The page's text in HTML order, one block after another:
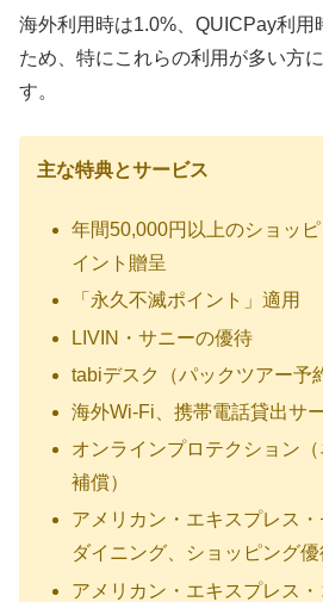
海外利用時は1.0%、QUICPay利用
ため、特にこれらの利用が多い方
す。
主な特典とサービス
年間50,000円以上のショッ
イント贈呈
「 永久不滅ポイント 」適用
LIVIN・サニーの優待
tabiデスク（パックツアー予
海外Wi-Fi、携帯電話貸出サ
オンラインプロテクション
補償）
アメリカン・エキスプレス・
ダイニング、ショッピング優
アメリカン・エキスプレス